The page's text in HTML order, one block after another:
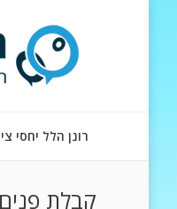
רונן הלל יחסי
קבלת